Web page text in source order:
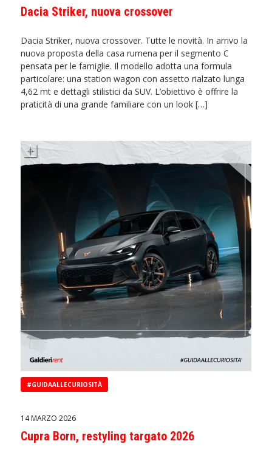
Dacia Striker, nuova crossover
Dacia Striker, nuova crossover. Tutte le novità. In arrivo la
nuova proposta della casa rumena per il segmento C
pensata per le famiglie. Il modello adotta una formula
particolare: una station wagon con assetto rialzato lunga
4,62 mt e dettagli stilistici da SUV. L’obiettivo è offrire la
praticità di una grande familiare con un look […]
#GUIDAALLECURIOSITÀ
14 MARZO 2026
Cupra Born, restyling targato 2026